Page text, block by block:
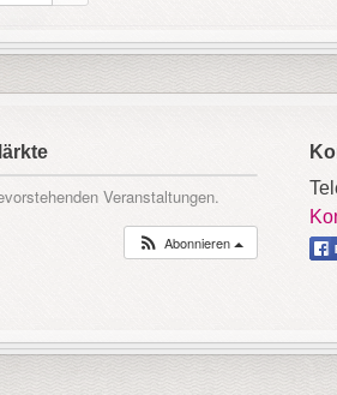
Veranstaltungen.
Abonnieren